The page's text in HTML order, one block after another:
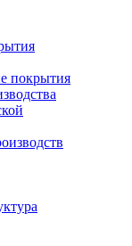
покрытия